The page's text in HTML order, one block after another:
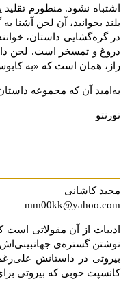
اشتباه نشود. منطورم
بلند بخوانید، آن لحن
در گره‌گشایی داستان،
دروغ و تمسخر است. لحن
راز، همان است که «به
به‌امید آن که مجموعه
تورنتو
مجید کاشانی
mm00kk@yahoo.com
ادبیات از آن مقولاتی
نوشتن گستره‌ی جهانبینی‌اش
بیروتی در داستانش
کانسپت خوبی که بیروتی